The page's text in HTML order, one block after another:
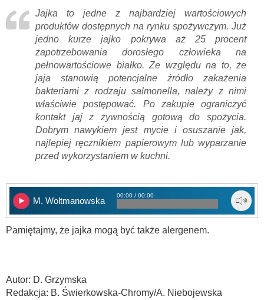
Jajka to jedne z najbardziej wartościowych
produktów dostępnych na rynku spożywczym. Już
jedno kurze jajko pokrywa aż 25 procent
zapotrzebowania dorosłego człowieka na
pełnowartościowe białko. Ze względu na to, że
jaja stanowią potencjalne źródło zakażenia
bakteriami z rodzaju salmonella, należy z nimi
właściwie postępować. Po zakupie ograniczyć
kontakt jaj z żywnością gotową do spożycia.
Dobrym nawykiem jest mycie i osuszanie jak,
najlepiej ręcznikiem papierowym lub wyparzanie
przed wykorzystaniem w kuchni.
M. Woltmanowska
00:00 / 00:00
Pamiętajmy, że jajka mogą być także alergenem.
Autor: D. Grzymska
Redakcja: B. Świerkowska-Chromy/A. Niebojewska